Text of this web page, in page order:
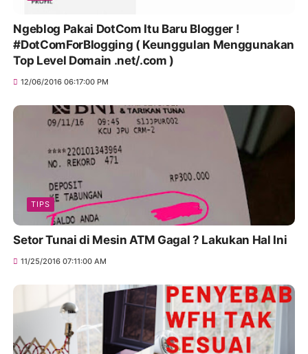
Ngeblog Pakai DotCom Itu Baru Blogger !
#DotComForBlogging ( Keunggulan Menggunakan
Top Level Domain .net/.com )
12/06/2016 06:17:00 PM
TIPS
Setor Tunai di Mesin ATM Gagal ? Lakukan Hal Ini
11/25/2016 07:11:00 AM